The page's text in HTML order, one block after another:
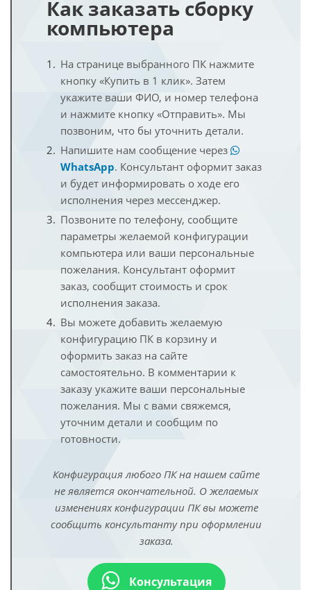
Как заказать сборку
компьютера
На странице выбранного ПК нажмите
кнопку «Купить в 1 клик». Затем
укажите ваши ФИО, и номер телефона
и нажмите кнопку «Отправить». Мы
позвоним, что бы уточнить детали.
Напишите нам сообщение через
WhatsApp. Консультант оформит заказ
и будет информировать о ходе его
исполнения через мессенджер.
Позвоните по телефону, сообщите
параметры желаемой конфигурации
компьютера или ваши персональные
пожелания. Консультант оформит
заказ, сообщит стоимость и срок
исполнения заказа.
Вы можете добавить желаемую
конфигурацию ПК в корзину и
оформить заказ на сайте
самостоятельно. В комментарии к
заказу укажите ваши персональные
пожелания. Мы с вами свяжемся,
уточним детали и сообщим по
готовности.
Конфигурация любого ПК на нашем сайте
не является окончательной. О желаемых
изменениях конфигурации ПК вы можете
сообщить консультанту при оформлении
заказа.
Консультация